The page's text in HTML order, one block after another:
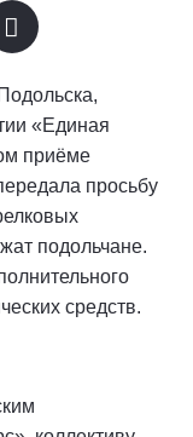
«Единая
приёме
просьбу
подольчане.
средств.